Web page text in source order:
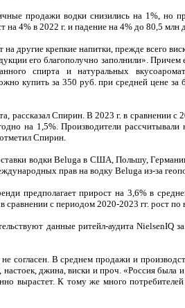
продажи водки снизились на 1%, но
4% в 2022 г. и падение на 4% до 80,5 млн
другие крепкие напитки, прежде всего
его благополучно заполнили».
спирта и натуральных
купить за 350 руб. при средней цене за
рассказал Спирин. В 2023 г. в сравнении с
на 1,5%. Производители рассчитывали
Спирин.
водки Beluga в США, Польшу,
прав на водку Beluga из-за
предполагает прирост на 3,6% в
с периодом 2020-2023 гг. рост по
данные ритейл-аудита NielsenIQ
согласен. В среднем продажи и
джина, виски и проч. «Россия была
вырастет. К тому же много